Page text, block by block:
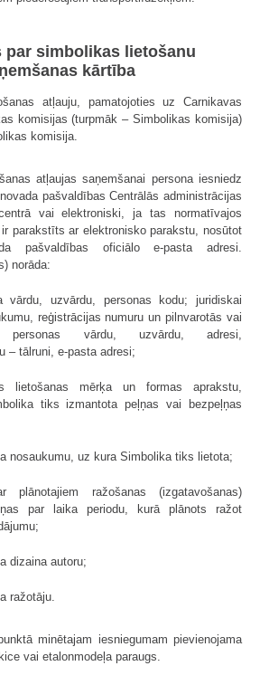
par simbolikas lietošanu
kārtība
atļauju, pamatojoties uz Carnikavas
komisijas (turpmāk – Simbolikas komisija)
komisija.
atļaujas saņemšanai persona iesniedz
pašvaldības Centrālās administrācijas
vai elektroniski, ja tas normatīvajos
parakstīts ar elektronisko parakstu, nosūtot
pašvaldības oficiālo e-pasta adresi.
norāda:
vārdu, uzvārdu, personas kodu; juridiskai
reģistrācijas numuru un pilnvarotās vai
personas vārdu, uzvārdu, adresi,
– tālruni, e-pasta adresi;
lietošanas mērķa un formas aprakstu,
tiks izmantota peļņas vai bezpeļņas
nosaukumu, uz kura Simbolika tiks lietota;
ražošanas (izgatavošanas)
par laika periodu, kurā plānots ražot
dizaina autoru;
ražotāju.
minētajam iesniegumam pievienojama
vai etalonmodeļa paraugs.